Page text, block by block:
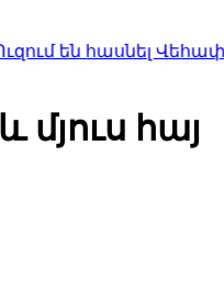
Վեհափառին․
հայ